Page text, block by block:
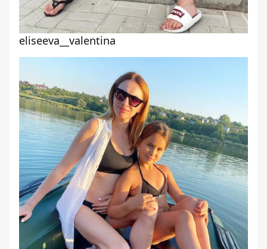
eliseeva__valentina